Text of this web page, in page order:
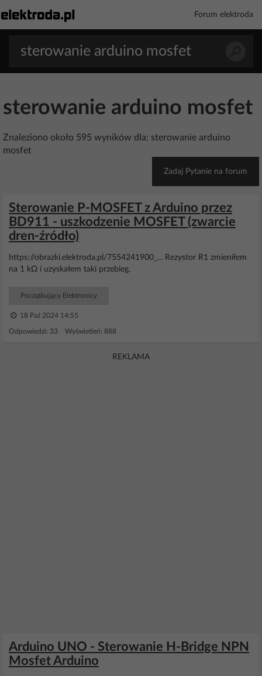
Forum elektroda
sterowanie arduino mosfet
Znaleziono około 595 wyników dla: sterowanie arduino
mosfet
Zadaj Pytanie na forum
Sterowanie P-MOSFET z Arduino przez
BD911 - uszkodzenie MOSFET (zwarcie
dren-źródło)
https://obrazki.elektroda.pl/7554241900_... Rezystor R1 zmieniłem
na 1 kΩ i uzyskałem taki przebieg.
Początkujący Elektronicy
18 Paź 2024 14:55
Odpowiedzi: 33 Wyświetleń: 888
REKLAMA
Arduino UNO - Sterowanie H-Bridge NPN
Mosfet Arduino